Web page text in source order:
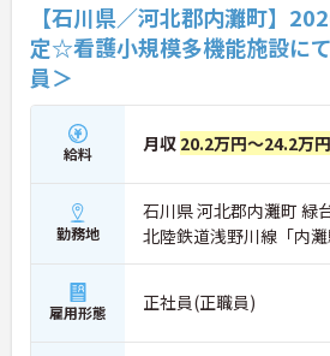
【石川県／河北郡内灘町】
定☆看護小規模多機能施設に
員＞
給料 月収 20.2万円～24.2万円
勤務地
石川県 河北郡内灘町 緑
北陸鉄道浅野川線「内
雇用形態 正社員(正職員)